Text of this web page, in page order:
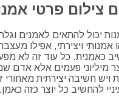
צילום פרטי
יכול להתאים לאמנים
אמנותי ויצירתי, אפילו
כאמנית. כל עוד זה לא
מיליוני פעמים אלא אדם
ויש חשיבה יצירתית מאחורי
להחשיב כל יוצר כזה כאמן.